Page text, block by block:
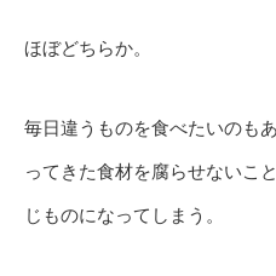
ほぼどちらか。
毎日違うものを食べたいのも
ってきた食材を腐らせないこ
じものになってしまう。